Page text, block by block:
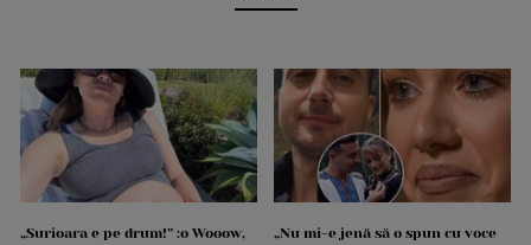
„Surioara e pe drum!” :o Wooow,
„Nu mi-e jenă să o spun cu voce